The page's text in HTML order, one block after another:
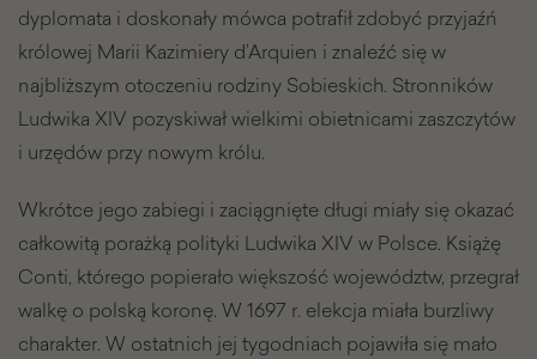
dyplomata i doskonały mówca potrafił zdobyć przyjaźń
królowej Marii Kazimiery d’Arquien i znaleźć się w
najbliższym otoczeniu rodziny Sobieskich. Stronników
Ludwika XIV pozyskiwał wielkimi obietnicami zaszczytów
i urzędów przy nowym królu.
Wkrótce jego zabiegi i zaciągnięte długi miały się okazać
całkowitą porażką polityki Ludwika XIV w Polsce. Książę
Conti, którego popierało większość województw, przegrał
walkę o polską koronę. W 1697 r. elekcja miała burzliwy
charakter. W ostatnich jej tygodniach pojawiła się mało